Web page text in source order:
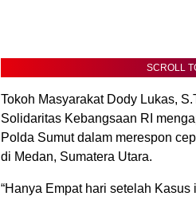
SCROLL
Tokoh Masyarakat Dody Lukas,
Solidaritas Kebangsaan RI
Polda Sumut dalam merespon
di Medan, Sumatera Utara.
“Hanya Empat hari setelah